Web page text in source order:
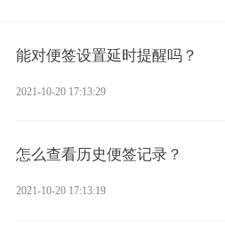
能对便签设置延时提醒吗？
2021-10-20 17:13:29
怎么查看历史便签记录？
2021-10-20 17:13:19